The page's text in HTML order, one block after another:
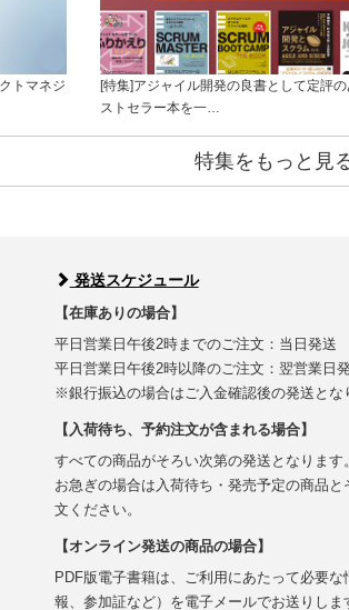
トマネジ
[特集]アジャイル開発の良書として定評
ストセラー本を一…
特集をもっと見
発送スケジュール
【在庫ありの場合】
平日営業日午後2時までのご注文：当日発送
平日営業日午後2時以降のご注文：翌営業日
※銀行振込の場合はご入金確認後の発送とな
【入荷待ち、予約注文が含まれる場合】
すべての商品がそろい次第の発送となります。
お急ぎの場合は入荷待ち・発売予定の商品と
文ください。
【オンライン発送の商品の場合】
PDF版電子書籍は、ご利用にあたって必要
報、参加証など）を電子メールでお送りしま